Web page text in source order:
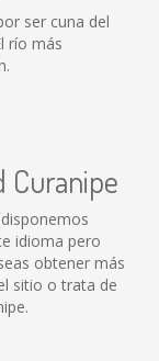
ser cuna del
río más
Curanipe
idioma pero
obtener más
sitio o trata de